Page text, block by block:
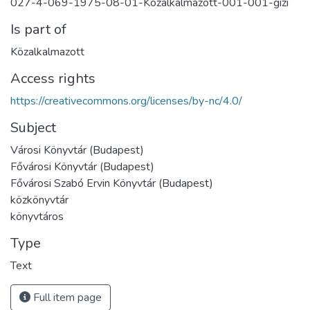
Is part of
Közalkalmazott
Access rights
https://creativecommons.org/licenses/by-nc/4.0/
Subject
Városi Könyvtár (Budapest)
Fővárosi Könyvtár (Budapest)
Fővárosi Szabó Ervin Könyvtár (Budapest)
közkönyvtár
könyvtáros
Type
Text
Full item page